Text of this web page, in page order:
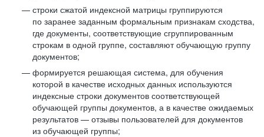
строки сжатой индексной матрицы группируются
по заранее заданным формальным признакам сходства,
где документы, соответствующие сгруппированным
строкам в одной группе, составляют обучающую группу
документов;
формируется решающая система, для обучения
которой в качестве исходных данных используются
индексные строки документов соответствующей
обучающей группы документов, а в качестве ожидаемых
результатов — отзывы пользователей для документов
из обучающей группы;